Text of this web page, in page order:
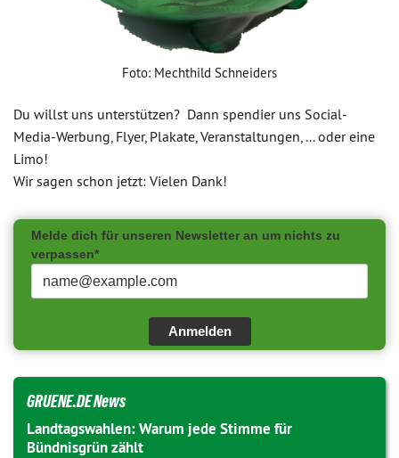
Foto: Mechthild Schneiders
Du willst uns unterstützen? Dann spendier uns Social-
Media-Werbung, Flyer, Plakate, Veranstaltungen, ... oder eine
Limo!
Wir sagen schon jetzt: Vielen Dank!
Melde dich für unseren Newsletter an um nichts zu
verpassen*
Anmelden
GRUENE.DE News
Landtagswahlen: Warum jede Stimme für
Bündnisgrün zählt